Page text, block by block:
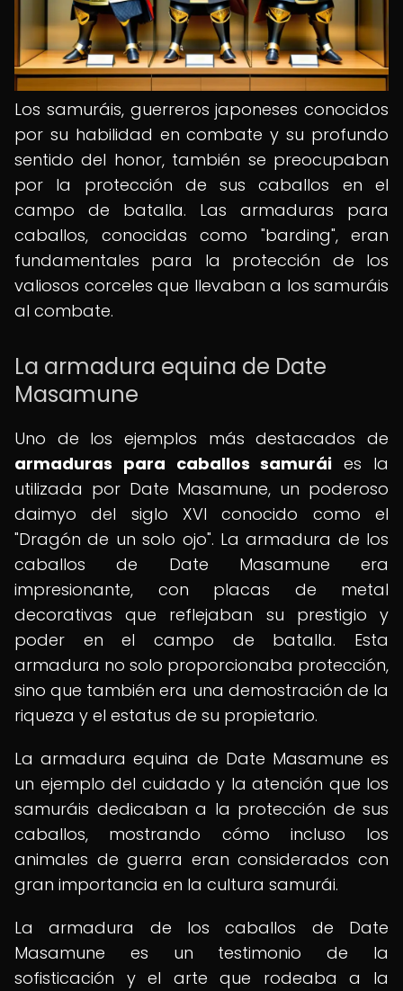
Los samuráis, guerreros japoneses conocidos
por su habilidad en combate y su profundo
sentido del honor, también se preocupaban
por la protección de sus caballos en el
campo de batalla. Las armaduras para
caballos, conocidas como "barding", eran
fundamentales para la protección de los
valiosos corceles que llevaban a los samuráis
al combate.
La armadura equina de Date
Masamune
Uno de los ejemplos más destacados de
armaduras para caballos samurái es la
utilizada por Date Masamune, un poderoso
daimyo del siglo XVI conocido como el
"Dragón de un solo ojo". La armadura de los
caballos de Date Masamune era
impresionante, con placas de metal
decorativas que reflejaban su prestigio y
poder en el campo de batalla. Esta
armadura no solo proporcionaba protección,
sino que también era una demostración de la
riqueza y el estatus de su propietario.
La armadura equina de Date Masamune es
un ejemplo del cuidado y la atención que los
samuráis dedicaban a la protección de sus
caballos, mostrando cómo incluso los
animales de guerra eran considerados con
gran importancia en la cultura samurái.
La armadura de los caballos de Date
Masamune es un testimonio de la
sofisticación y el arte que rodeaba a la